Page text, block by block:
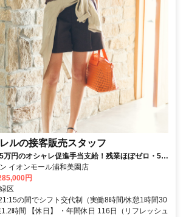
ルの接客販売スタッフ
万円のオシャレ促進手当支給！残業ほぼゼロ・5連
けるアパレルのお仕事です
イオンモール浦和美園店
円
区
の間でシフト交代制（実働8時間/休憩1時間30
時間 【休日】 ・年間休日 116日（リフレッシュ